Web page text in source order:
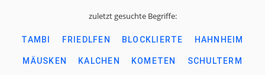
zuletzt gesuchte Begriffe:
TAMBI FRIEDLFEN BLOCKLIERTE HAHNHEIM
MÄUSKEN KALCHEN KOMETEN SCHULTERM